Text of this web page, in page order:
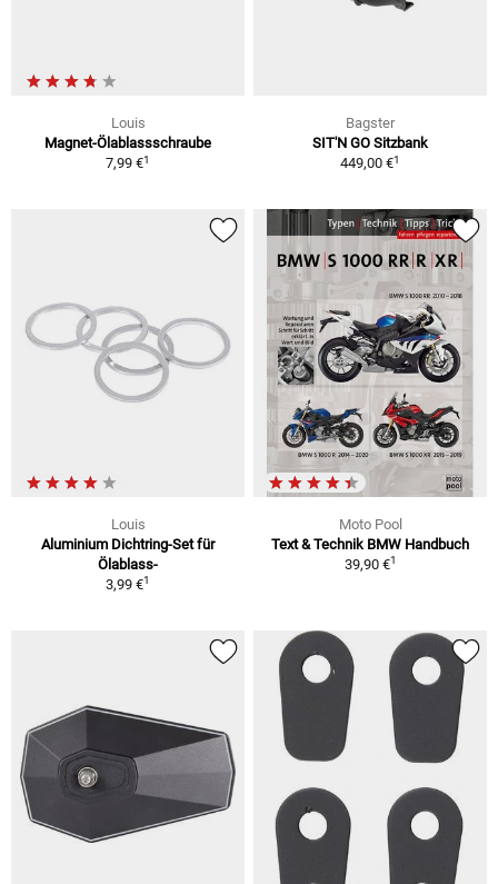
Louis
Magnet-Ölablassschraube
7,99 €1
Bagster
SIT'N GO Sitzbank
449,00 €1
Louis
Aluminium Dichtring-Set für
Ölablass-
3,99 €1
Moto Pool
Text & Technik BMW Handbuch
39,90 €1